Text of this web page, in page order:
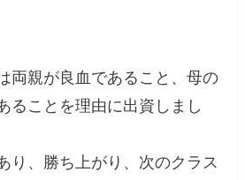
両親が良血であること、母の
ることを理由に出資しまし
り、勝ち上がり、次のクラス